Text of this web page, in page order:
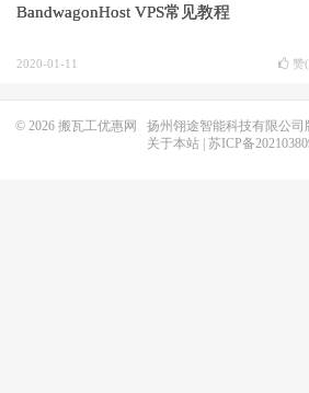
BandwagonHost VPS常见教程
2020-01-11 赞(
© 2026 搬瓦工优惠网 扬州翎途智能科技有限公司
关于本站| 苏ICP备